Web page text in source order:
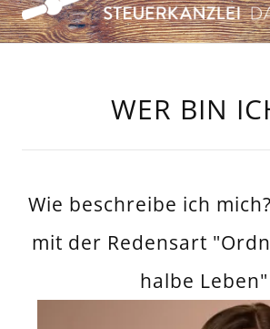
WER BIN
Wie beschreibe ich
mit der Redensart
halbe Leben"